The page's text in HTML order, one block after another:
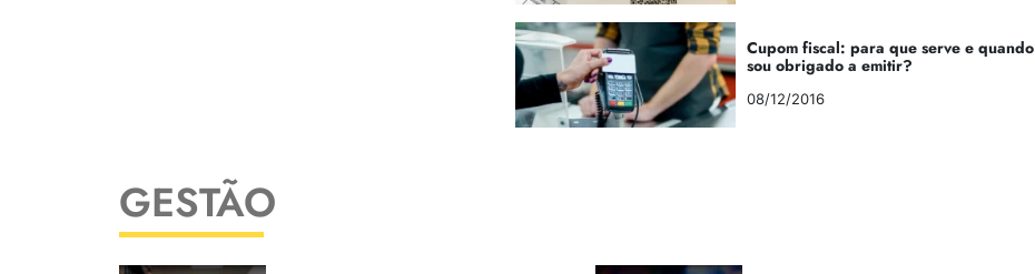
Cupom fiscal: para que serve e quando
sou obrigado a emitir?
08/12/2016
GESTÃO